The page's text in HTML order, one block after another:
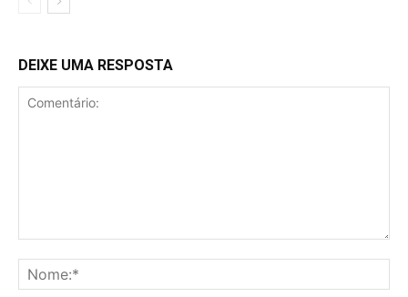
DEIXE UMA RESPOSTA